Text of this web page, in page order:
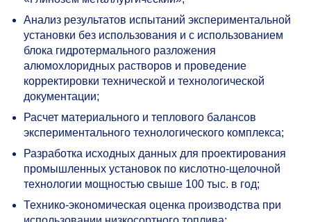
Анализ результатов испытаний экспериментальной
установки без использования и с использованием
блока гидротермального разложения
алюмохлоридных растворов и проведение
корректировки технической и технологической
документации;
Расчет материального и теплового балансов
экспериментального технологического комплекса;
Разработка исходных данных для проектирования
промышленных установок по кислотно-щелочной
технологии мощностью свыше 100 тыс. в год;
Технико-экономическая оценка производства при